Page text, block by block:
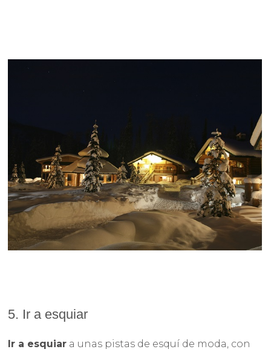
5. Ir a esquiar
Ir a esquiar a unas pistas de esquí de moda, con